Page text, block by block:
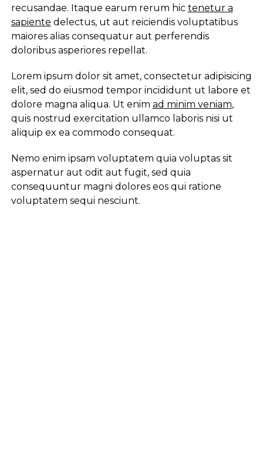
recusandae. Itaque earum rerum hic tenetur a
sapiente delectus, ut aut reiciendis voluptatibus
maiores alias consequatur aut perferendis
doloribus asperiores repellat.
Lorem ipsum dolor sit amet, consectetur adipisicing
elit, sed do eiusmod tempor incididunt ut labore et
dolore magna aliqua. Ut enim ad minim veniam,
quis nostrud exercitation ullamco laboris nisi ut
aliquip ex ea commodo consequat.
Nemo enim ipsam voluptatem quia voluptas sit
aspernatur aut odit aut fugit, sed quia
consequuntur magni dolores eos qui ratione
voluptatem sequi nesciunt.